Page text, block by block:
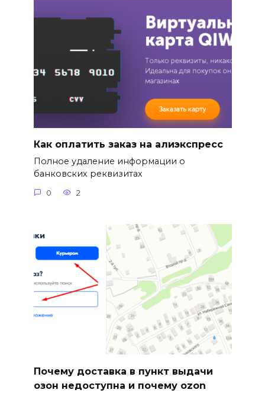
Как оплатить заказ на алиэкспресс
Полное удаление информации о
банковских реквизитах
0 2
Почему доставка в пункт выдачи
озон недоступна и почему ozon